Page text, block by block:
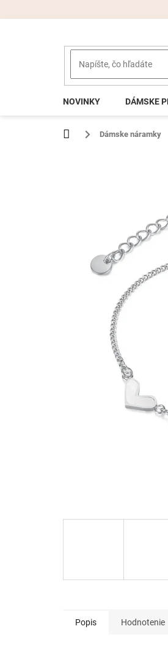
NOVINKY DÁMSKE
Domov Dámske náramky
Popis Hodnotenie